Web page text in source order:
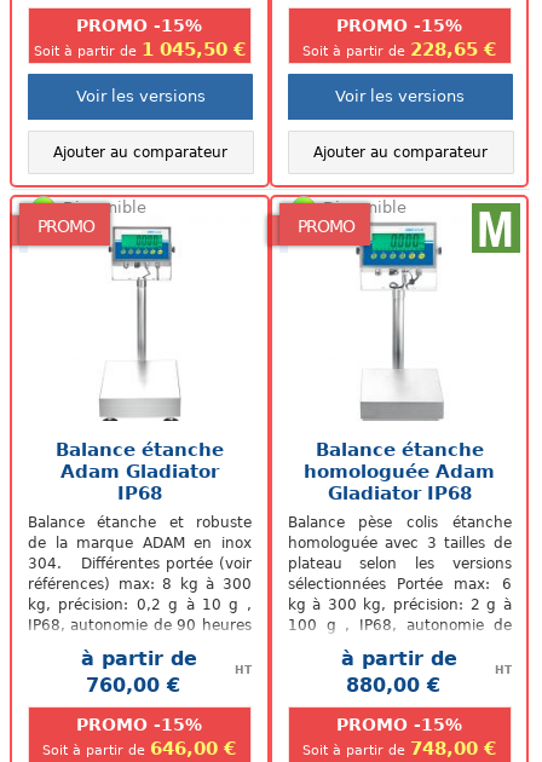
PROMO -15%
Soit à partir de 1 045,50 €
Voir les versions
Ajouter au comparateur
PROMO -15%
Soit à partir de 228,65 €
Voir les versions
Ajouter au comparateur
PROMO
Disponible
Balance étanche
Adam Gladiator
IP68
Balance étanche et robuste
de la marque ADAM en inox
304. Différentes portée (voir
références) max: 8 kg à 300
kg, précision: 0,2 g à 10 g ,
IP68, autonomie de 90 heures
Son +: Conforme à...
à partir de
760,00 €
HT
PROMO -15%
Soit à partir de 646,00 €
PROMO
Disponible
Balance étanche
homologuée Adam
Gladiator IP68
Balance pèse colis étanche
homologuée avec 3 tailles de
plateau selon les versions
sélectionnées Portée max: 6
kg à 300 kg, précision: 2 g à
100 g , IP68, autonomie de
90 heures. Balance adaptée...
à partir de
880,00 €
HT
PROMO -15%
Soit à partir de 748,00 €